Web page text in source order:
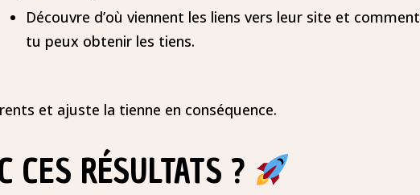
Découvre d’où viennent les liens vers leur site et comment
tu peux obtenir les tiens.
et ajuste la tienne en conséquence.
CES RÉSULTATS ?​